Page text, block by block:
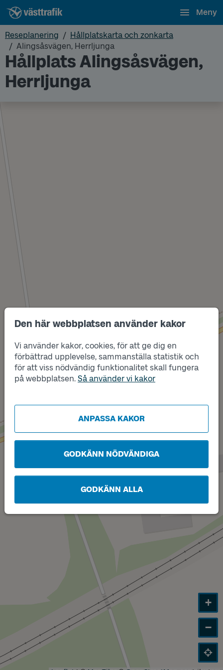
Den här webbplatsen använder kakor
Vi använder kakor, cookies, för att ge dig en
förbättrad upplevelse, sammanställa statistik och
för att viss nödvändig funktionalitet skall fungera
på webbplatsen. Så använder vi kakor
ANPASSA KAKOR
GODKÄNN NÖDVÄNDIGA
GODKÄNN ALLA
Meny
Reseplanering
Hållplatskarta och zonkarta
Alingsåsvägen, Herrljunga
Hållplats Alingsåsvägen,
Herrljunga
Läge
A
Läge
B
+
−